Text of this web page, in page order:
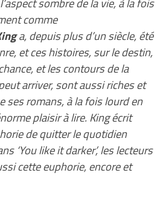
comme
a, depuis plus d’un siècle, été
et ces histoires, sur le destin,
et les contours de la
arriver, sont aussi riches et
ses romans, à la fois lourd en
plaisir à lire. King écrit
de quitter le quotidien
‘You like it darker’, les lecteurs
cette euphorie, encore et